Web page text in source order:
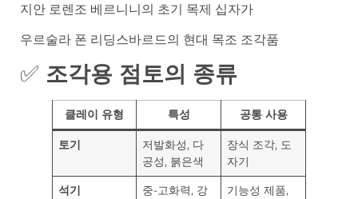
지안 로렌조 베르니니의 초기 목제 십자가
우르술라 폰 리딩스바르드의 현대 목조 조각품
✅ 조각용 점토의 종류
클레이 유형 특성 공통 사용
토기
저발화성, 다
공성, 붉은색
장식 조각, 도
자기
석기
중-고화력, 강
기능성 제품,